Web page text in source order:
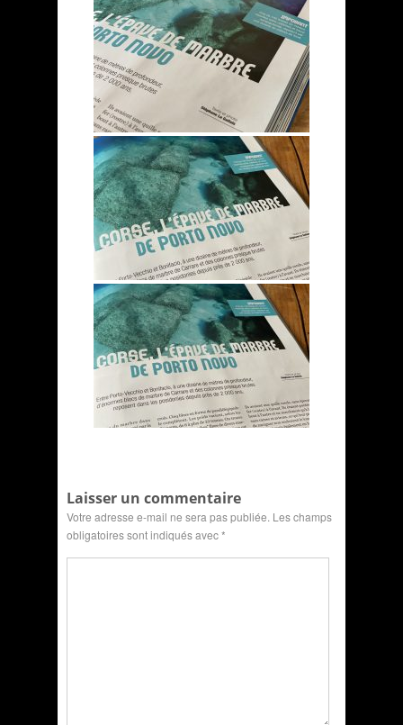
Laisser un commentaire
Votre adresse e-mail ne sera pas publiée. Les champs
obligatoires sont indiqués avec*